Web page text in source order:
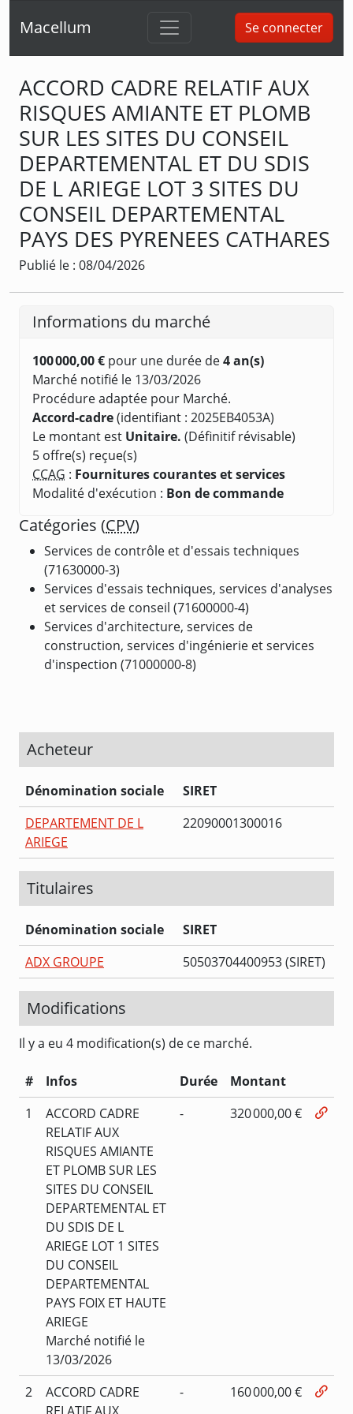
Macellum Se connecter
ACCORD CADRE RELATIF AUX
RISQUES AMIANTE ET PLOMB
SUR LES SITES DU CONSEIL
DEPARTEMENTAL ET DU SDIS
DE L ARIEGE LOT 3 SITES DU
CONSEIL DEPARTEMENTAL
PAYS DES PYRENEES CATHARES
Publié le : 08/04/2026
Informations du marché
100 000,00 € pour une durée de4 an(s)
Marché notifié le 13/03/2026
Procédure adaptée pour Marché.
Accord-cadre(identifiant : 2025EB4053A)
Le montant est Unitaire. (Définitif révisable)
5 offre(s) reçue(s)
CCAG : Fournitures courantes et services
Modalité d'exécution : Bon de commande
Catégories (CPV)
Services de contrôle et d'essais techniques
(71630000-3)
Services d'essais techniques, services d'analyses
et services de conseil (71600000-4)
Services d'architecture, services de
construction, services d'ingénierie et services
d'inspection (71000000-8)
Acheteur
Dénomination sociale
SIRET
DEPARTEMENT DE L
ARIEGE
22090001300016
Titulaires
Dénomination sociale
SIRET
ADX GROUPE
50503704400953 (SIRET)
Modifications
Il y a eu 4 modification(s) de ce marché.
# Infos Durée
Montant
1
ACCORD CADRE
RELATIF AUX
RISQUES AMIANTE
ET PLOMB SUR LES
SITES DU CONSEIL
DEPARTEMENTAL ET
DU SDIS DE L
ARIEGE LOT 1 SITES
DU CONSEIL
DEPARTEMENTAL
PAYS FOIX ET HAUTE
ARIEGE
Marché notifié le
13/03/2026
- 320 000,00 €
2
ACCORD CADRE
- 160 000,00 €